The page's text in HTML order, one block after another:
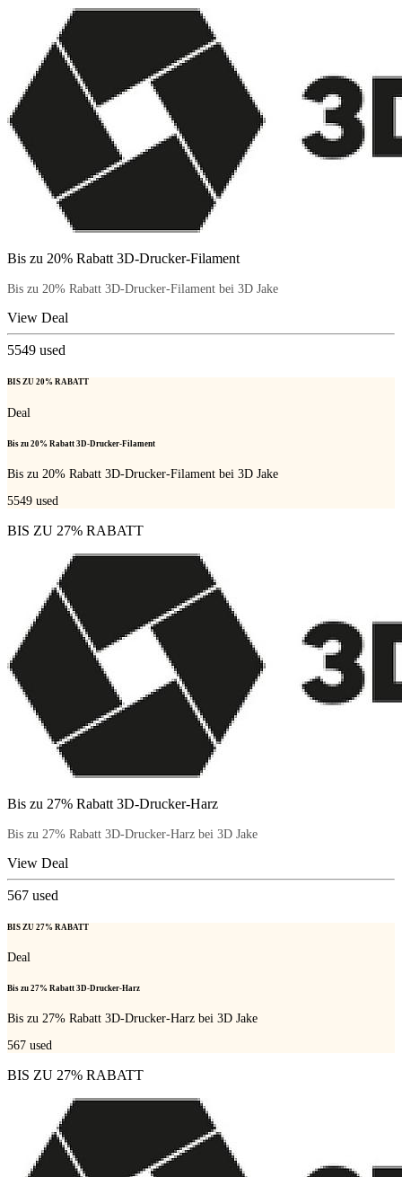
Bis zu 20% Rabatt 3D-Drucker-Filament
Bis zu 20% Rabatt 3D-Drucker-Filament bei 3D Jake
View Deal
5549 used
BIS ZU 20% RABATT
Deal
Bis zu 20% Rabatt 3D-Drucker-Filament
Bis zu 20% Rabatt 3D-Drucker-Filament bei 3D Jake
5549 used
BIS ZU 27% RABATT
Bis zu 27% Rabatt 3D-Drucker-Harz
Bis zu 27% Rabatt 3D-Drucker-Harz bei 3D Jake
View Deal
567 used
BIS ZU 27% RABATT
Deal
Bis zu 27% Rabatt 3D-Drucker-Harz
Bis zu 27% Rabatt 3D-Drucker-Harz bei 3D Jake
567 used
BIS ZU 27% RABATT